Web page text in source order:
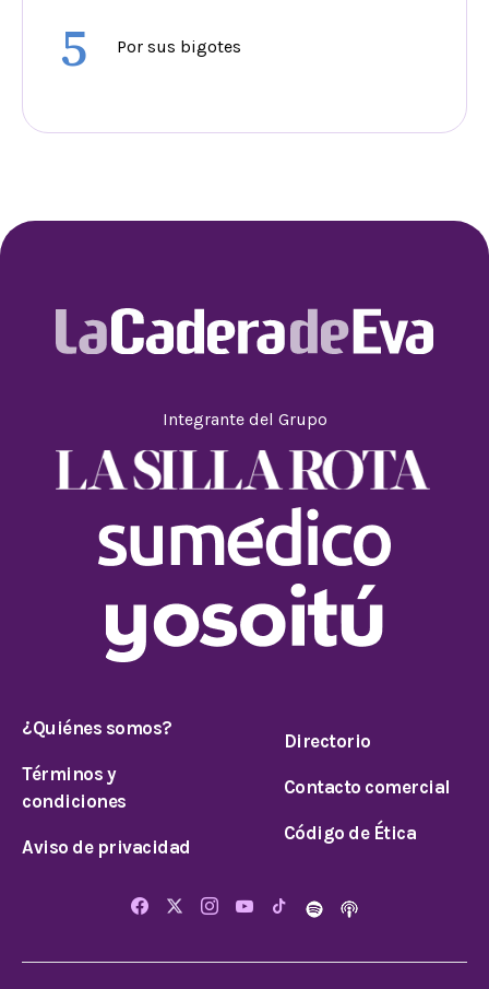
5 Por sus bigotes
Integrante del Grupo
¿Quiénes somos?
Términos y
condiciones
Aviso de privacidad
Directorio
Contacto comercial
Código de Ética